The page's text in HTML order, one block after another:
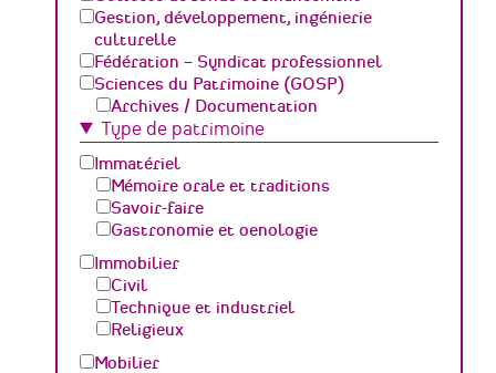
Gestion, développement, ingénierie
culturelle
Fédération – Syndicat professionnel
Sciences du Patrimoine (GOSP)
Archives / Documentation
Conservation du patrimoine et
Humanités numériques
Relations Publiques (médiation
culturelle et valorisation)
Sciences des matériaux et de l'ingénierie
Type de patrimoine
Immatériel
Mémoire orale et traditions
Savoir-faire
Gastronomie et oenologie
Immobilier
Civil
Technique et industriel
Religieux
Mobilier